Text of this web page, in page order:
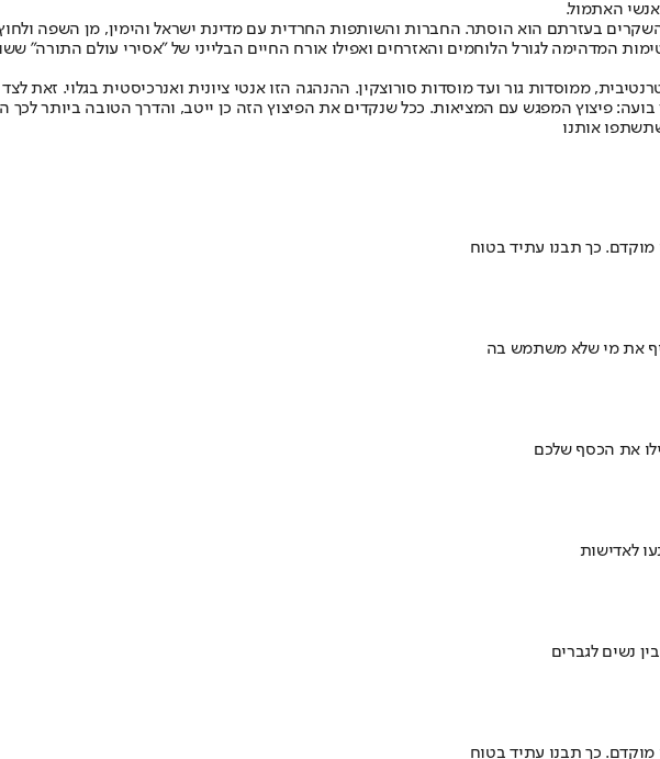
האתמול.
בעזרתם הוא הוסתר. החברות והשותפות החרדית עם מדינת ישראל והימין, מן השפה
המדהימה לגורל הלוחמים והאזרחים ואפילו אורח החיים הבלייני של "אסירי עולם התורה"
ממוסדות גור ועד מוסדות סורוצקין. ההנהגה הזו אנטי ציונית ואנרכיסטית בגלוי. זאת
בועה: פיצוץ המפגש עם המציאות. ככל שנקדים את הפיצוץ הזה כן ייטב, והדרך הטובה ביותר לכך
אותנו
כך תבנו עתיד בטוח
את הכסף שלכם
לאדישות
נשים לגברים
כך תבנו עתיד בטוח